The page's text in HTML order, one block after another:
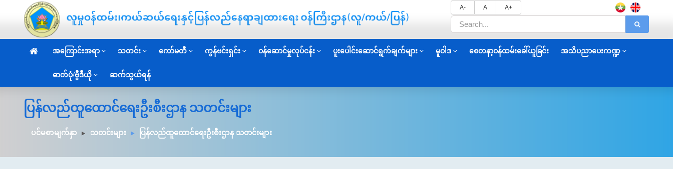
A- A A+
အကြောင်းအရာ သတင်း ကော်မတီ ကွန်ဗင်းရှင်း ဝန်ဆောင်မှုလုပ်ငန်း ပူးပေါင်းဆောင်ရွက်ချက်များ မူဝါဒ စေတနာ့ဝန်ထမ်းခေါ်ယူခြင်း အသိပညာပေးကဏ္ဍ
ဓာတ်ပုံ/ဗွီဒီယို ဆက်သွယ်ရန်
ပြန်လည်ထူထောင်ရေးဦးစီးဌာန သတင်းများ
ပင်မစာမျက်နှာ သတင်းများ ပြန်လည်ထူထောင်ရေးဦးစီးဌာန သတင်းများ